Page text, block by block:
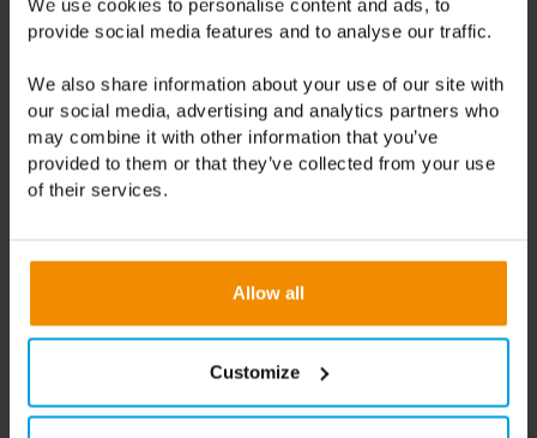
We use cookies to personalise content and ads, to
provide social media features and to analyse our traffic.
We also share information about your use of our site with
our social media, advertising and analytics partners who
may combine it with other information that you’ve
provided to them or that they’ve collected from your use
of their services.
Allow all
Customize
Heeft u vragen of wilt u
persoonlijk advies?
Bel 0113 - 671 600
Stuur een e-mail
Waarom een warmtepomp bij GEO-Energie?
Merkonafhankelijk
Compleet ontzorgen
Betrouwbare partners:Vaillant,Stiebel Eltron,